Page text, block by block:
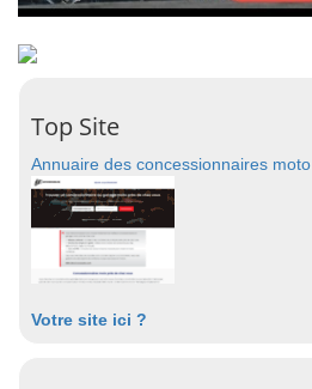
Top Site
Annuaire des concessionnaires moto
Votre site ici ?